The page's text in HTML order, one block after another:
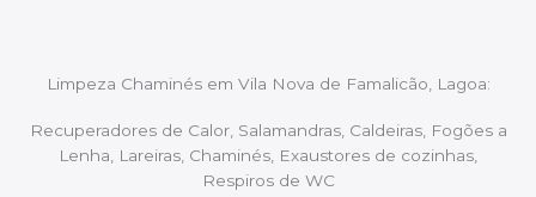
Limpeza Chaminés em Vila Nova de Famalicão, Lagoa:
Recuperadores de Calor, Salamandras, Caldeiras, Fogões a
Lenha, Lareiras, Chaminés, Exaustores de cozinhas,
Respiros de WC